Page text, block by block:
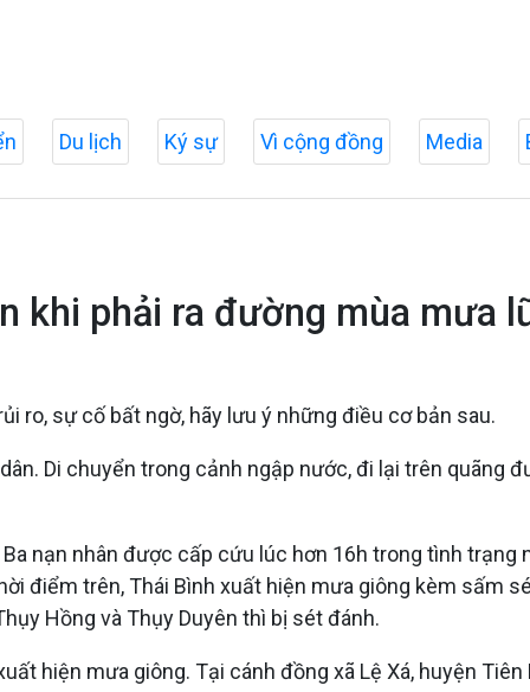
Du lịch Ký sự Vì cộng đồng Media
khi phải ra đường mùa mưa
ro, sự cố bất ngờ, hãy lưu ý những điều cơ bản sau.
Di chuyển trong cảnh ngập nước, đi lại trên quãng
nạn nhân được cấp cứu lúc hơn 16h trong tình
điểm trên, Thái Bình xuất hiện mưa giông kèm sấm
Hồng và Thụy Duyên thì bị sét đánh.
hiện mưa giông. Tại cánh đồng xã Lệ Xá, huyện